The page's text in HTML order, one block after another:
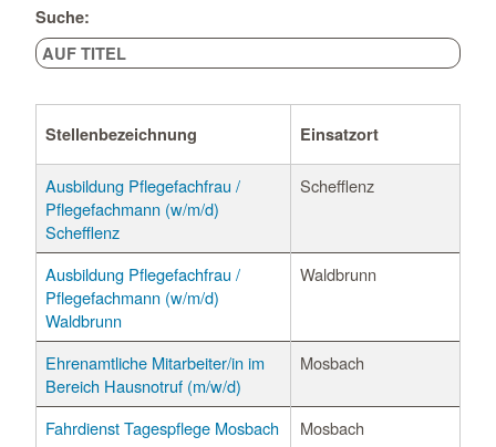
Suche:
Stellenbezeichnung Einsatzort
Ausbildung Pflegefachfrau /
Pflegefachmann (w/m/d)
Schefflenz
Schefflenz
Ausbildung Pflegefachfrau /
Pflegefachmann (w/m/d)
Waldbrunn
Waldbrunn
Ehrenamtliche Mitarbeiter/in im
Bereich Hausnotruf (m/w/d)
Mosbach
Fahrdienst Tagespflege Mosbach
Mosbach